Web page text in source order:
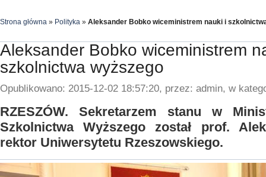
Strona główna » Polityka » Aleksander Bobko wiceministrem nauki i
Aleksander Bobko wiceministrem
szkolnictwa wyższego
Opublikowano: 2015-12-02 18:57:20, przez: admin, w
RZESZÓW. Sekretarzem stanu w
Szkolnictwa Wyższego został prof.
rektor Uniwersytetu Rzeszowskiego.